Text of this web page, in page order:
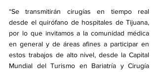
“Se transmitirán cirugías en tiempo real
desde el quirófano de hospitales de Tijuana,
por lo que invitamos a la comunidad médica
en general y de áreas afines a participar en
estos trabajos de alto nivel, desde la Capital
Mundial del Turismo en Bariatría y Cirugía